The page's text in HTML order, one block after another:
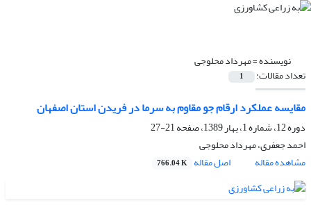
نویسنده =مهرداد محلوجی
تعداد مقالات: 1
مقایسه عملکرد ارقام جو مقاوم به سرما در فریدن استان اصفهان
دوره 12، شماره 1، بهار 1389، صفحه
21-27
احمد جعفری، مهرداد محلوجی
مشاهده مقاله
اصل مقاله 766.04 K